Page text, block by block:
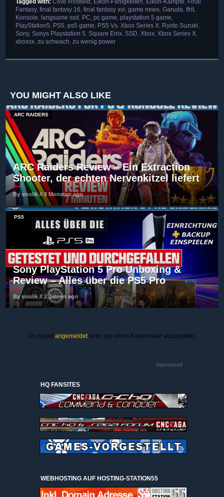
Fantasy, final fantasy 16 final fantasy xvi game news Garuda Ifrit
Konsole langsame ssd PC pc game playstation 5 game
PlayStation5 PS5 ps5 game PS5 Vs. Xbox Series X Ryoto Suzuki
Sony, Sonys Playstation 5 Square Enix SSD Xbox Xbox Series X
xboxsx zu schwach zu wenig power
YOU MIGHT ALSO LIKE
ARC RAIDERS
ARC Raiders Review – Ein Extraction
Shooter, der echten Nervenkitzel liefert
By sisslik // 8 Monaten ago
PS5
Sony PlayStation 5 Pro Unboxing &
Review – Alles über die PS5 Pro
By sisslik // 2 Jahren ago
Du musst angemeldetsein, um einen Kommentar abzugeben.
Sponsored
HQ FANSITES
WEBHOSTING AUF HOSTING-STATION55